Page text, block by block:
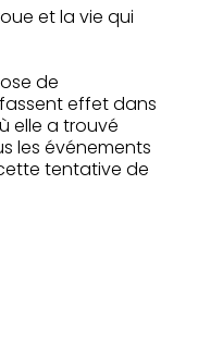
et la vie qui
de
effet dans
elle a trouvé
les événements
tentative de